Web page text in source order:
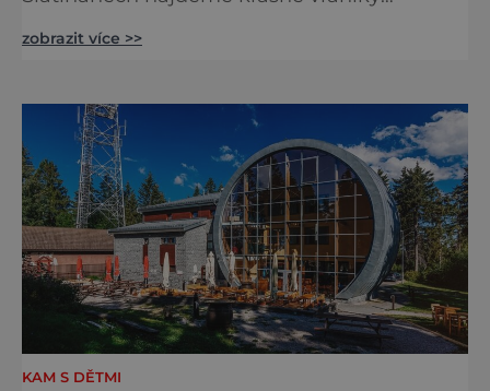
budově zámku se dozvíte více o chovu
některé exponáty připomínají využití koní ve
vojenství, dopravě, honech či dostizích.
[caption id="attachment_74515
zobrazit více >>
KAM S DĚTMI